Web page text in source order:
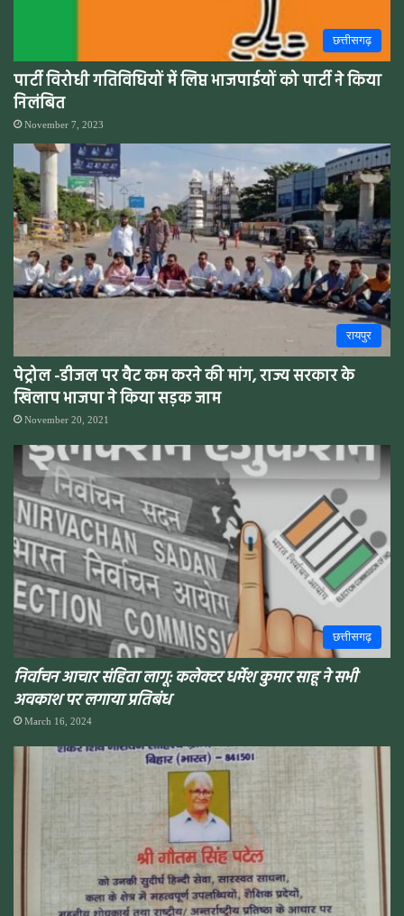
छत्तीसगढ़
पार्टी विरोधी गतिविधियों में लिप्त भाजपाईयों को पार्टी ने किया
निलंबित
November 7, 2023
रायपुर
पेट्रोल -डीजल पर वैट कम करने की मांग, राज्य सरकार के
खिलाप भाजपा ने किया सड़क जाम
November 20, 2021
छत्तीसगढ़
निर्वाचन आचार संहिता लागू: कलेक्टर धर्मेश कुमार साहू ने सभी
अवकाश पर लगाया प्रतिबंध
March 16, 2024